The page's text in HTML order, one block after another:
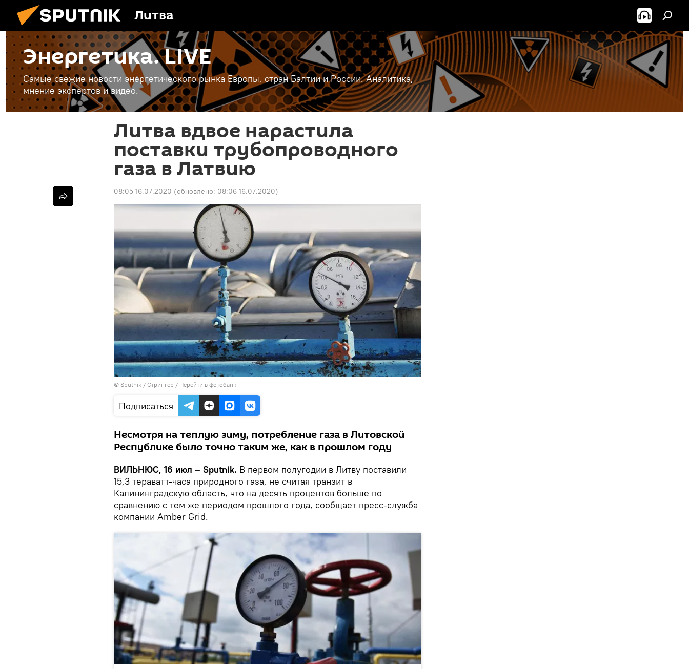
Литва
Энергетика. LIVE
Самые свежие новости энергетического рынка Европы, стран Балтии и России. Аналитика,
мнение экспертов и видео.
Литва вдвое нарастила
поставки трубопроводного
газа в Латвию
08:05 16.07.2020 (обновлено: 08:06 16.07.2020)
© Sputnik / Стрингер / Перейти в фотобанк
Подписаться
Несмотря на теплую зиму, потребление газа в Литовской
Республике было точно таким же, как в прошлом году
ВИЛЬНЮС, 16 июл – Sputnik. В первом полугодии в Литву поставили
15,3 тераватт-часа природного газа, не считая транзит в
Калининградскую область, что на десять процентов больше по
сравнению с тем же периодом прошлого года, сообщает пресс-служба
компании Amber Grid.